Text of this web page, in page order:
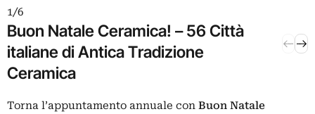
1 / 6
Buon Natale Ceramica! – 56 Città
italiane di Antica Tradizione
Ceramica
Il
Torna l’appuntamento annuale con Buon Natale